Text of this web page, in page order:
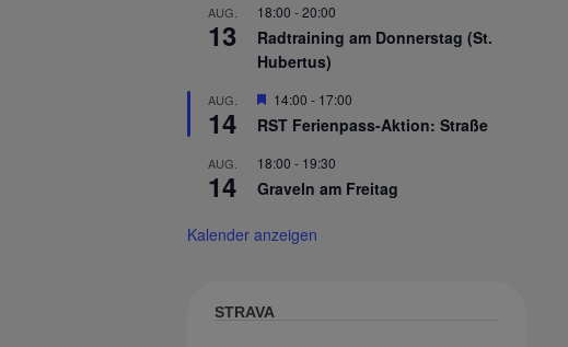
AUG.
13
18:00 -20:00
Radtraining am Donnerstag (St.
Hubertus)
AUG.
14
Hervorgehoben
14:00 - 17:00
RST Ferienpass-Aktion: Straße
AUG.
14
18:00 - 19:30
Graveln am Freitag
Kalender anzeigen
STRAVA